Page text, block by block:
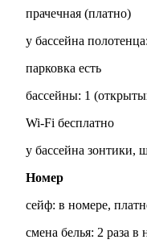
прачечная (платно)
у бассейна
парковка есть
бассейны: 1
Wi-Fi бесплатно
у бассейна зонтики,
Номер
сейф: в номере,
смена белья: 2 раза в